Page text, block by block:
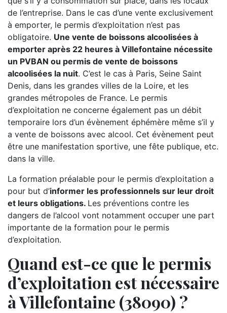
de l’entreprise. Dans le cas d’une vente exclusivement
à emporter, le permis d’exploitation n’est pas
obligatoire. Une vente de boissons alcoolisées à
emporter après 22 heures à Villefontaine nécessite
un PVBAN ou permis de vente de boissons
alcoolisées la nuit. C’est le cas à Paris, Seine Saint
Denis, dans les grandes villes de la Loire, et les
grandes métropoles de France. Le permis
d’exploitation ne concerne également pas un débit
temporaire lors d’un évènement éphémère même s’il y
a vente de boissons avec alcool. Cet évènement peut
être une manifestation sportive, une fête publique, etc.
dans la ville.
La formation préalable pour le permis d’exploitation a
pour but d’informer les professionnels sur leur droit
et leurs obligations. Les préventions contre les
dangers de l’alcool vont notamment occuper une part
importante de la formation pour le permis
d’exploitation.
Quand est-ce que le permis
d’exploitation est nécessaire
à Villefontaine (38090) ?